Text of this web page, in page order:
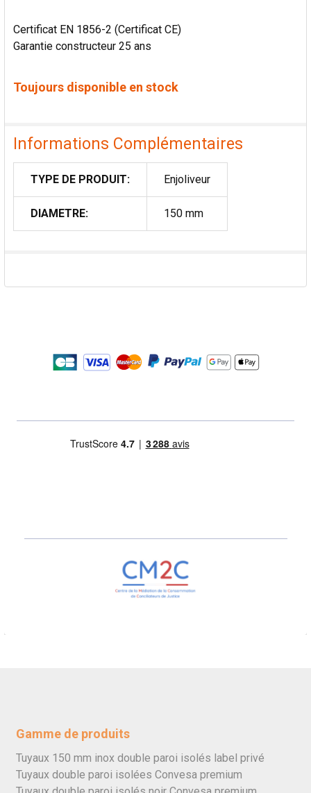
Certificat EN 1856-2 (Certificat CE)
Garantie constructeur 25 ans
Toujours disponible en stock
Informations Complémentaires
TYPE DE PRODUIT: Enjoliveur
DIAMETRE: 150 mm
Gamme de produits
Tuyaux 150 mm inox double paroi isolés label privé
Tuyaux double paroi isolées Convesa premium